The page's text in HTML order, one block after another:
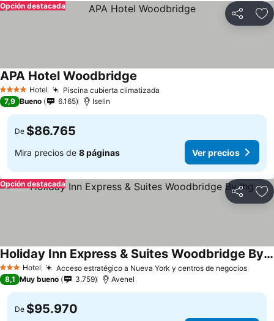
Compartir
Opción destacada
4 EstrellasHotel Piscina cubierta climatizada
APA Hotel Woodbridge
7,9 Bueno 6.165 Iselin
De $86.765
Mira precios de 8 páginas Ver precios
Compartir
Opción destacada
3 Estrellas
Hotel Acceso estratégico a Nueva York y centros de negocios
Holiday Inn Express & Suites Woodbridge By Ihg
8,1 Muy bueno 3.759 Avenel
De $95.970